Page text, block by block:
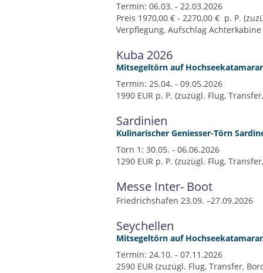
Termin: 06.03. - 22.03.2026
Preis 1970,00 € - 2270,00 € p. P.
Verpflegung, Aufschlag Achterkabine
Kuba 2026
Mitsegeltörn auf
Termin: 25.04. - 09.05.2026
1990 EUR p. P. (zuzügl. Flug,
Sardinien
Kulinarischer Geniesser-Törn
Törn 1: 30.05. - 06.06.2026
1290 EUR p. P. (zuzügl. Flug,
Messe Inter- Boot
Friedrichshafen 23.09. –27.09.2026
Seychellen
Mitsegeltörn auf
Termin: 24.10. - 07.11.2026
2590 EUR (zuzügl. Flug, Transfer,